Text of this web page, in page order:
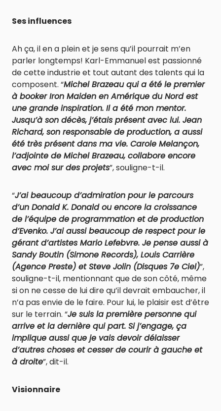
Ses influences
Ah ça, il en a plein et je sens qu’il pourrait m’en
parler longtemps! Karl-Emmanuel est passionné
de cette industrie et tout autant des talents qui la
composent. “Michel Brazeau qui a été le premier
à booker Iron Maiden en Amérique du Nord est
une grande inspiration. Il a été mon mentor.
Jusqu’à son décès, j’étais présent avec lui. Jean
Richard, son responsable de production, a aussi
été très présent dans ma vie. Carole Melançon,
l’adjointe de Michel Brazeau, collabore encore
avec moi sur des projets”, souligne-t-il.
“J’ai beaucoup d’admiration pour le parcours
d’un Donald K. Donald ou encore la croissance
de l’équipe de programmation et de production
d’Evenko. J’ai aussi beaucoup de respect pour le
gérant d’artistes Mario Lefebvre. Je pense aussi à
Sandy Boutin (Simone Records), Louis Carrière
(Agence Preste) et Steve Jolin (Disques 7e Ciel)”,
souligne-t-il, mentionnant que de son côté, même
si on ne cesse de lui dire qu’il devrait embaucher, il
n’a pas envie de le faire. Pour lui, le plaisir est d’être
sur le terrain. “Je suis la première personne qui
arrive et la dernière qui part. Si j’engage, ça
implique aussi que je vais devoir délaisser
d’autres choses et cesser de courir à gauche et
à droite”, dit-il.
Visionnaire